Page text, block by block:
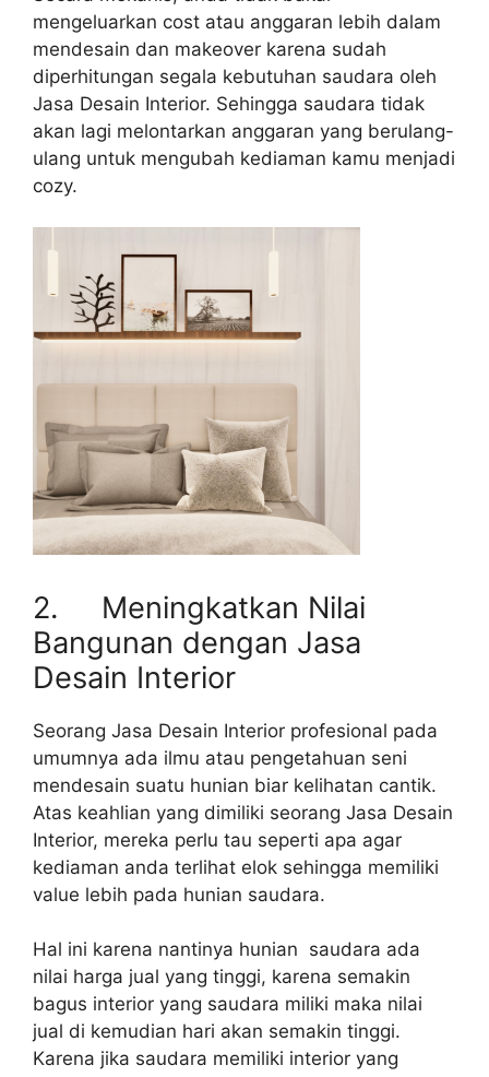
mengeluarkan cost atau anggaran lebih dalam
mendesain dan makeover karena sudah
diperhitungan segala kebutuhan saudara oleh
Jasa Desain Interior. Sehingga saudara tidak
akan lagi melontarkan anggaran yang berulang-
ulang untuk mengubah kediaman kamu menjadi
cozy.
2. Meningkatkan Nilai
Bangunan dengan Jasa
Desain Interior
Seorang Jasa Desain Interior profesional pada
umumnya ada ilmu atau pengetahuan seni
mendesain suatu hunian biar kelihatan cantik.
Atas keahlian yang dimiliki seorang Jasa Desain
Interior, mereka perlu tau seperti apa agar
kediaman anda terlihat elok sehingga memiliki
value lebih pada hunian saudara.
Hal ini karena nantinya hunian saudara ada
nilai harga jual yang tinggi, karena semakin
bagus interior yang saudara miliki maka nilai
jual di kemudian hari akan semakin tinggi.
Karena jika saudara memiliki interior yang